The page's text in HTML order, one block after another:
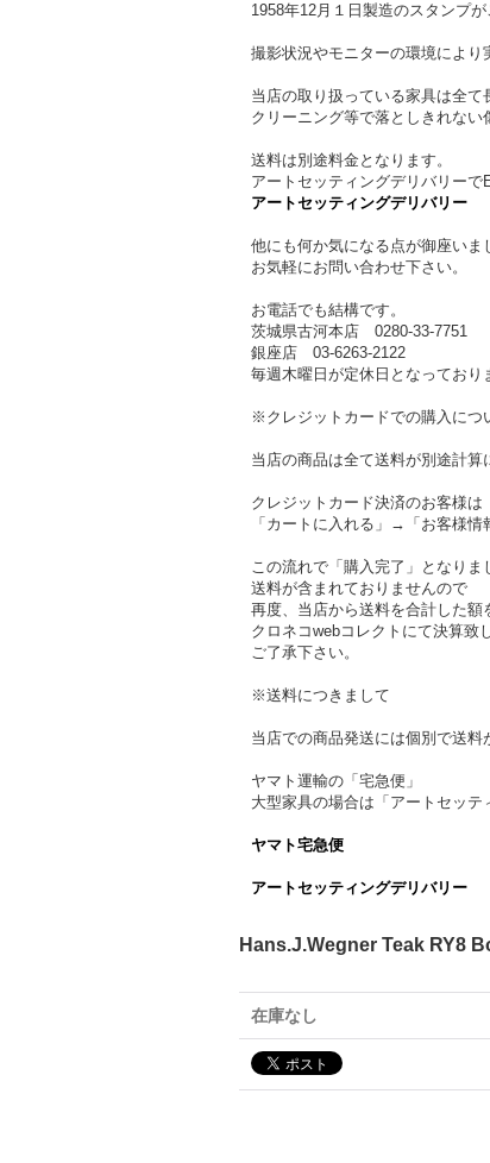
1958年12月１日製造のスタンプが
撮影状況やモニターの環境により
当店の取り扱っている家具は全て
クリーニング等で落としきれない
送料は別途料金となります。
アートセッティングデリバリーで
アートセッティングデリバリー
他にも何か気になる点が御座いま
お気軽にお問い合わせ下さい。
お電話でも結構です。
茨城県古河本店 0280-33-7751
銀座店 03-6263-2122
毎週木曜日が定休日となっており
※クレジットカードでの購入につ
当店の商品は全て送料が別途計算
クレジットカード決済のお客様は
「カートに入れる」→「お客様
この流れで「購入完了」となりま
送料が含まれておりませんので
再度、当店から送料を合計した額
クロネコwebコレクトにて決算致
ご了承下さい。
※送料につきまして
当店での商品発送には個別で送料
ヤマト運輸の「宅急便」
大型家具の場合は「アートセッテ
ヤマト宅急便
アートセッティングデリバリー
Hans.J.Wegner Teak RY8
在庫なし